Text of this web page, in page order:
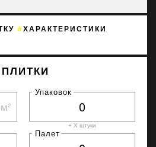
ХАРАКТЕРИСТИКИ
м²
Упаковок
+ X штуки
Палет